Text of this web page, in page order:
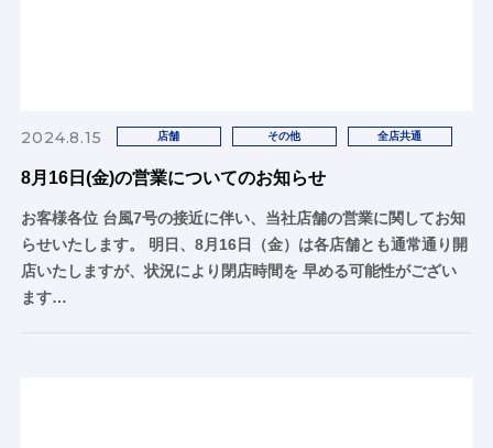
2024.8.15 店舗 その他 全店共通
8月16日(金)の営業についてのお知らせ
お客様各位 台風7号の接近に伴い、当社店舗の営業に関してお知
らせいたします。 明日、8月16日（金）は各店舗とも通常通り開
店いたしますが、状況により閉店時間を 早める可能性がござい
ます…